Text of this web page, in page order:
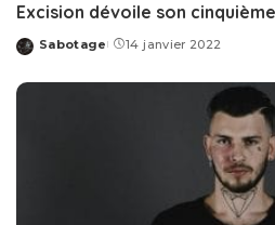
Excision dévoile son
Posted
Sabotage 14 janvier 2022